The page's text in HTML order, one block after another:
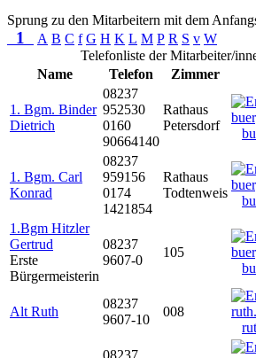
Sprung zu den Mitarbeitern mit dem
1 A B C f G H K L M P R S v W
Telefonliste der Mitarbeiter/
Name
Telefon Zimmer
1. Bgm. Binder
Dietrich
08237
952530
0160
90664140
Rathaus
Petersdorf
1. Bgm. Carl
Konrad
08237
959156
0174
1421854
Rathaus
Todtenweis
1.Bgm Hitzler
Gertrud
Erste
Bürgermeisterin
08237
9607-0
105
Alt Ruth
08237
9607-10
008